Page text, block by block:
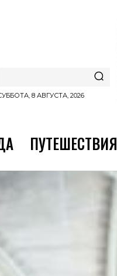
8 АВГУСТА, 2026
ПУТЕШЕСТВИЯ